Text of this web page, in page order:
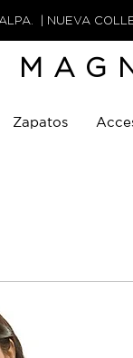
| NUEVA
Zapatos